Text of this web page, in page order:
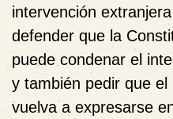
intervención
defender que la
puede condenar el
y también pedir que el
vuelva a expresarse